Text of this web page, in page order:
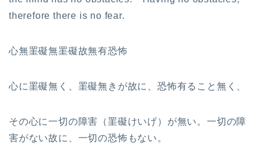
therefore there is no fear.
心無罣礙無罣礙故無有恐怖
心に罣礙無く、罣礙無きが故に、恐怖有ること無く、
その心に一切の障害（罣礙けいげ）が無い。一切の障
害がない故に、一切の恐怖もない。